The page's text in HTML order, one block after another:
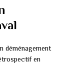
déménagement
en